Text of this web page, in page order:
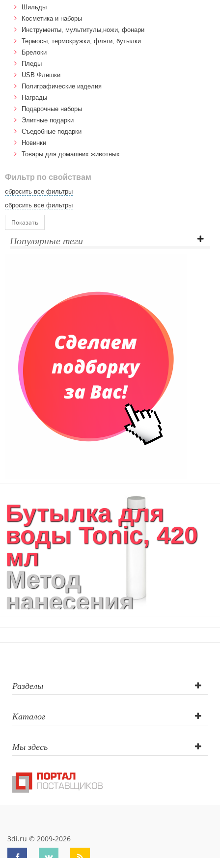
Шильды
Косметика и наборы
Инструменты, мультитулы,ножи, фонари
Термосы, термокружки, фляги, бутылки
Брелоки
Пледы
USB Флешки
Полиграфические изделия
Награды
Подарочные наборы
Элитные подарки
Cъедобные подарки
Новинки
Товары для домашних животных
Фильтр по свойствам
сбросить все фильтры
сбросить все фильтры
Показать
Популярные теги
Бутылка для
воды Tonic, 420
мл
Метод
нанесения
печать круговая,
Тампопечать,
УФ-печать
Разделы
Каталог
Мы здесь
3di.ru © 2009-2026